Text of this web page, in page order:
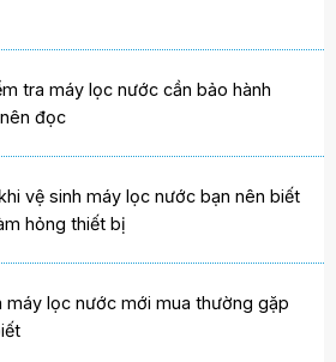
tra máy lọc nước cần bảo hành
đọc
vệ sinh máy lọc nước bạn nên biết
hỏng thiết bị
máy lọc nước mới mua thường gặp